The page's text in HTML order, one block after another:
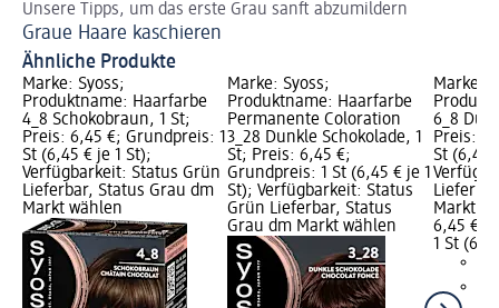
Unsere Tipps, um das erste Grau sanft abzumildern
Graue Haare kaschieren
Ähnliche Produkte
Marke: Syoss;
Produktname: Haarfarbe
4_8 Schokobraun, 1 St;
Preis: 6,45 €; Grundpreis: 1
St (6,45 € je 1 St);
Verfügbarkeit: Status Grün
Lieferbar, Status Grau dm
Markt wählen
Marke: Syoss;
Produktname: Haarfarbe
Permanente Coloration
3_28 Dunkle Schokolade, 1
St; Preis: 6,45 €;
Grundpreis: 1 St (6,45 € je 1
St); Verfügbarkeit: Status
Grün Lieferbar, Status
Grau dm Markt wählen
Marke:
6_8
Preis:
St (6,45
Markt
6,45 €
1 St